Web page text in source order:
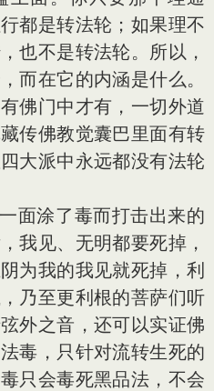
都是转法轮；如果理不
也不是转法轮。所以，
而在它的内涵是什么。
佛门中才有，一切外道
传佛教觉囊巴里面有转
大派中永远都没有法轮
面涂了毒而打击出来的
我见、无明都要死掉，
为我的我见就死掉，利
乃至更利根的菩萨们听
外之音，还可以实证佛
毒，只针对流转生死的
只会毒死黑品法，不会